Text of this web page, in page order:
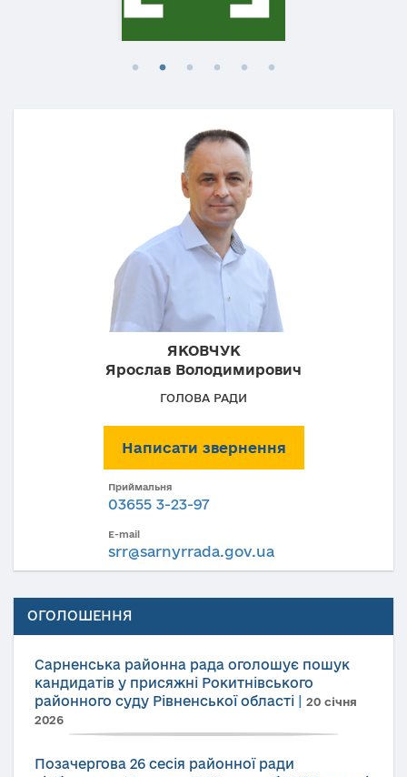
ЯКОВЧУК
Ярослав Володимирович
ГОЛОВА РАДИ
Написати звернення
Приймальня
03655 3-23-97
E-mail
srr@sarnyrrada.gov.ua
ОГОЛОШЕННЯ
Сарненська районна рада оголошує пошук
кандидатів у присяжні Рокитнівського
районного суду Рівненської області
20 січня
2026
Позачергова 26 сесія районної ради